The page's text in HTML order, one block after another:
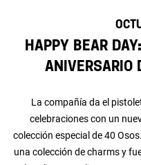
Happy Bear
aniversario
La compañía da el
celebraciones con un
colección especial de 40
una colección de charms y